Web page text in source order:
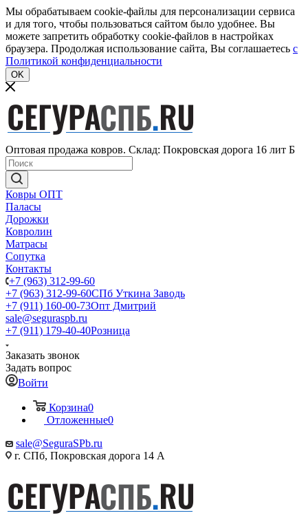
Мы обрабатываем cookie-файлы для персонализации сервиса
и для того, чтобы пользоваться сайтом было удобнее. Вы
можете запретить обработку cookie-файлов в настройках
браузера. Продолжая использование сайта, Вы соглашаетесь c
Политикой конфиденциальности
OK
Оптовая продажа ковров. Склад: Покровская дорога 16 лит Б
Ковры ОПТ
Паласы
Дорожки
Ковролин
Матрасы
Сопутка
Контакты
+7 (963) 312-99-60
+7 (963) 312-99-60СПб Уткина Заводь
+7 (911) 160-00-73Опт Дмитрий
sale@seguraspb.ru
+7 (911) 179-40-40Розница
Заказать звонок
Задать вопрос
Войти
Корзина0
Отложенные0
sale@SeguraSPb.ru
г. СПб, Покровская дорога 14 А